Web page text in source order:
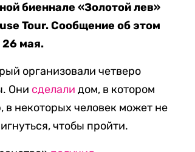
биеннале «Золотой лев»
Tour. Сообщение об этом
26 мая.
организовали четверо
Они сделали дом, в котором
некоторых человек может не
чтобы пройти.